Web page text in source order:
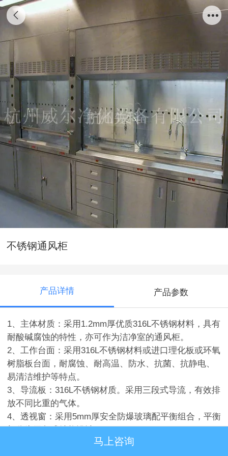
不锈钢通风柜
产品详情 产品参数
1、主体材质：采用1.2mm厚优质316L不锈钢材料，具有
耐酸碱腐蚀的特性，亦可作为洁净室的通风柜。
2、工作台面：采用316L不锈钢材料或进口理化板或环氧
树脂板台面，耐腐蚀、耐高温、防水、抗菌、抗静电、
易清洁维护等特点。
3、导流板：316L不锈钢材质。采用三段式导流，有效排
放不同比重的气体。
4、透视窗：采用5mm厚安全防爆玻璃配平衡组合，平衡
5、配电部分：配电部分：全封闭式日光灯照明，电机控
马上咨询